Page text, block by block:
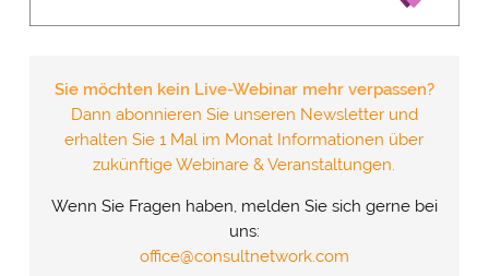
Sie möchten kein Live-Webinar mehr verpassen?
Dann abonnieren Sie unseren Newsletter und
erhalten Sie 1 Mal im Monat Informationen über
zukünftige Webinare & Veranstaltungen.
Wenn Sie Fragen haben, melden Sie sich gerne bei
uns:
office@consultnetwork.com